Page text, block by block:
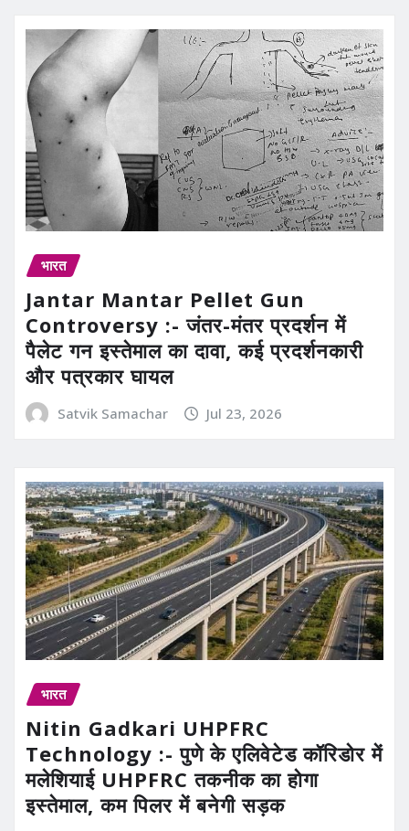
भारत
Jantar Mantar Pellet Gun
Controversy :- जंतर-मंतर प्रदर्शन में
पैलेट गन इस्तेमाल का दावा, कई प्रदर्शनकारी
और पत्रकार घायल
Satvik Samachar Jul 23, 2026
भारत
Nitin Gadkari UHPFRC
Technology :- पुणे के एलिवेटेड कॉरिडोर में
मलेशियाई UHPFRC तकनीक का होगा
इस्तेमाल, कम पिलर में बनेगी सड़क